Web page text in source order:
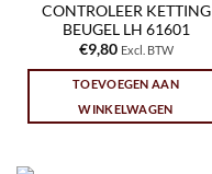
CONTROLEER KETTING
BEUGEL LH 61601
€9,80 Excl. BTW
TOEVOEGEN AAN
WINKELWAGEN